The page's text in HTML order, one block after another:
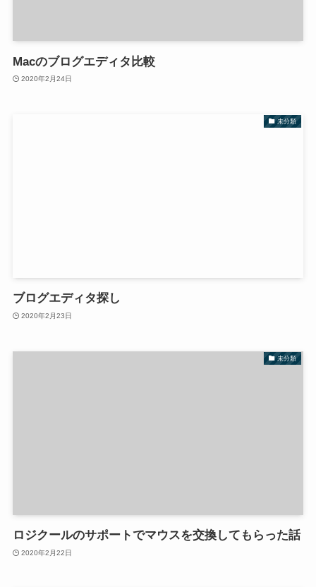
Macのブログエディタ比較
2020年2月24日
未分類
ブログエディタ探し
2020年2月23日
未分類
ロジクールのサポートでマウスを交換してもらった話
2020年2月22日